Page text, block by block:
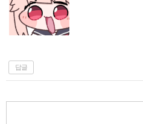
답글